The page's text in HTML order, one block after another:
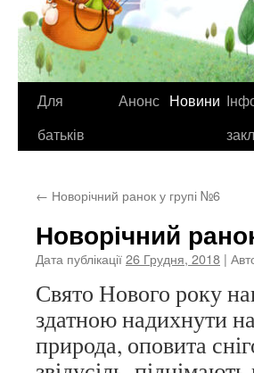
Для
батьків
Анонс Новини
← Новорічний ранок у групі №6
Новорічний
Дата публікації26 Грудня, 2018 |
Свято Нового року
здатною надихнути
природа, оповита